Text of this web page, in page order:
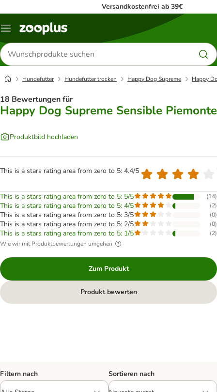
Versandkostenfrei ab 39€
Menü
Produkte
suchen
Hundefutter Hundefutter trocken Happy Dog Supreme Happy
18 Bewertungen für
Happy Dog Supreme Sensible Piemonte
Produktbild hochladen
This is a stars rating area from zero to 5: 4.4/5
This is a stars rating area from zero to 5: 5/5 (14)
This is a stars rating area from zero to 5: 4/5 (2)
This is a stars rating area from zero to 5: 3/5 (0)
This is a stars rating area from zero to 5: 2/5 (0)
This is a stars rating area from zero to 5: 1/5 (2)
Wie wir mit Produktbewertungen umgehen
Zum Produkt
Produkt bewerten
Filtern nach Sortieren nach